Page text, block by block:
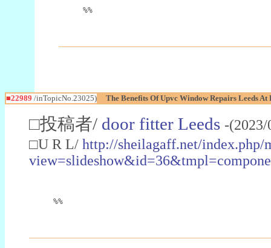
%%
■22989 /inTopicNo.23025) The Benefits Of Upvc Window Repairs Leeds
□投稿者/ door fitter Leeds -
□U R L/ http://sheilagaff.net/index.php/
%%